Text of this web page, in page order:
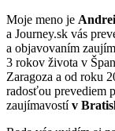
Moje meno je
a Journey.sk vás
a objavovaním
3 rokov života v
Zaragoza a od roku
radosťou prevediem
zaujímavostív